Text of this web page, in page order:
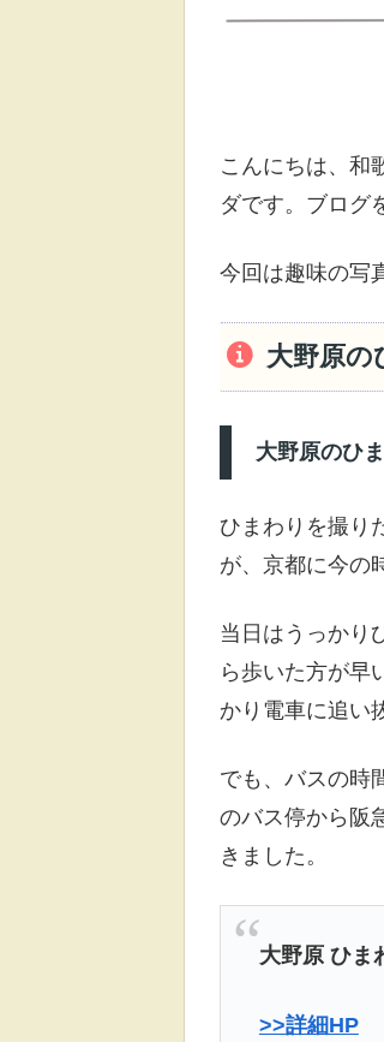
こんにちは、和
ダです。ブログ
今回は趣味の写
大野原の
大野原のひ
ひまわりを撮り
が、京都に今の
当日はうっかり
ら歩いた方が早
かり電車に追い
でも、バスの時
のバス停から阪
きました。
大野原 ひま
>>詳細HP